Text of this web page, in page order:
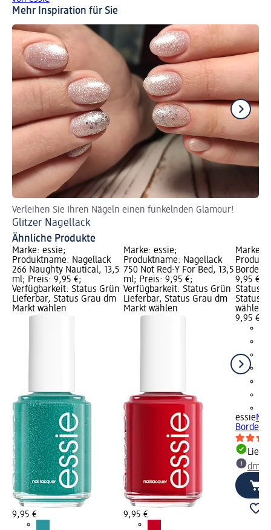
Mehr Inspiration für Sie
Verleihen Sie Ihren Nägeln einen funkelnden Glamour!
Glitzer Nagellack
Ähnliche Produkte
Marke: essie;
Produktname: Nagellack
266 Naughty Nautical, 13,5
ml; Preis: 9,95 €;
Verfügbarkeit: Status Grün
Lieferbar, Status Grau dm
Markt wählen
9,95 €
Marke: essie;
Produktname: Nagellack
750 Not Red-Y For Bed, 13,5
ml; Preis: 9,95 €;
Verfügbarkeit: Status Grün
Lieferbar, Status Grau dm
Markt wählen
9,95 €
Marke:
9,95 €;
Status
Status
wählen
9,95 €
essie
dm